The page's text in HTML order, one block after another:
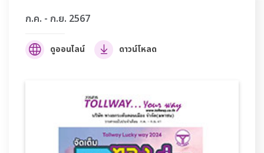
ก.ค. - ก.ย. 2567
ดูออนไลน์ ดาวน์โหลด